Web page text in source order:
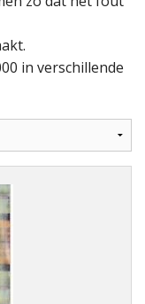
in verschillende